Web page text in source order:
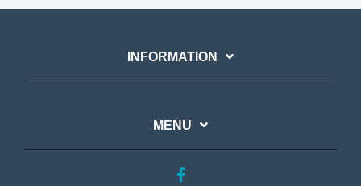
INFORMATION
MENU